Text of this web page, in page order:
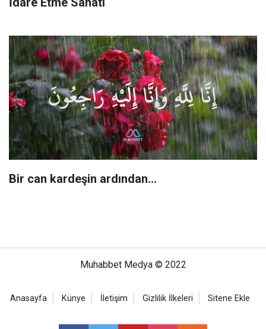
Bir can kardeşin ardından…
Muhabbet Medya © 2022
Anasayfa Künye İletişim Gizlilik İlkeleri Sitene Ekle